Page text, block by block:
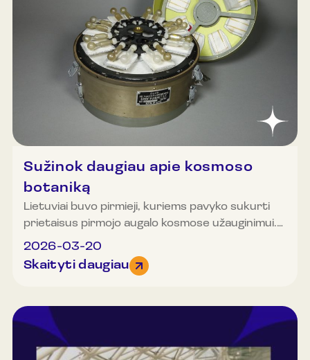
Birželis
Rugpjūtis
Rugsėjis
Sužinok daugiau apie kosmoso
botaniką
Lietuviai buvo pirmieji, kuriems pavyko sukurti
prietaisus pirmojo augalo kosmose užauginimui.
Kviečiame pasiklausyti interviu su mokslininke D.
Švegždiene.
2026-03-20
Skaityti daugiau